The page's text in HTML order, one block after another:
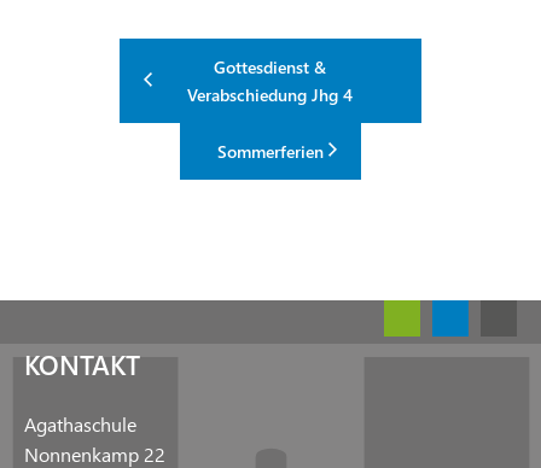
Gottesdienst &
Verabschiedung Jhg 4
Sommerferien
KONTAKT
Agathaschule
Nonnenkamp 22